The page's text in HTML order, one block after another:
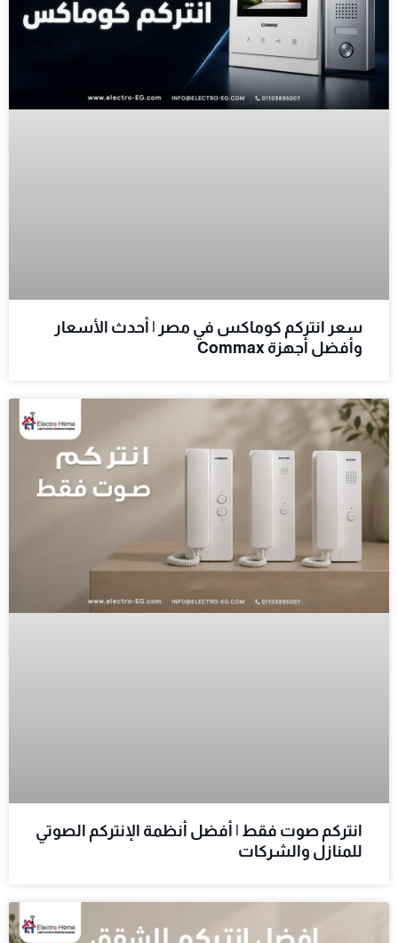
سعر انتركم كوماكس في مصر | أحدث الأسعار
وأفضل أجهزة Commax
انتركم صوت فقط | أفضل أنظمة الإنتركم الصوتي
للمنازل والشركات